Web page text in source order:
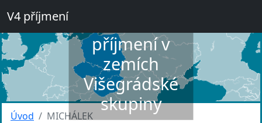
V4 příjmení
příjmení v
zemích
Višegrádské
skupiny
Úvod MICHÁLEK